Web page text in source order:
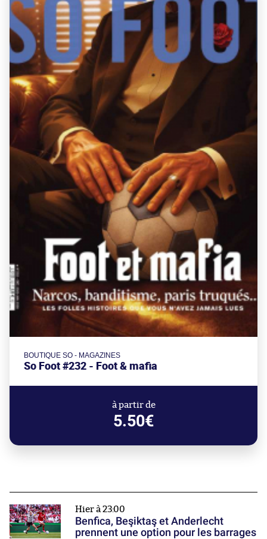
BOUTIQUE SO - MAGAZINES
So Foot #232 - Foot & mafia
à partir de
5.50€
Hier à 23:00
Benfica, Beşiktaş et Anderlecht
prennent une option pour les barrages